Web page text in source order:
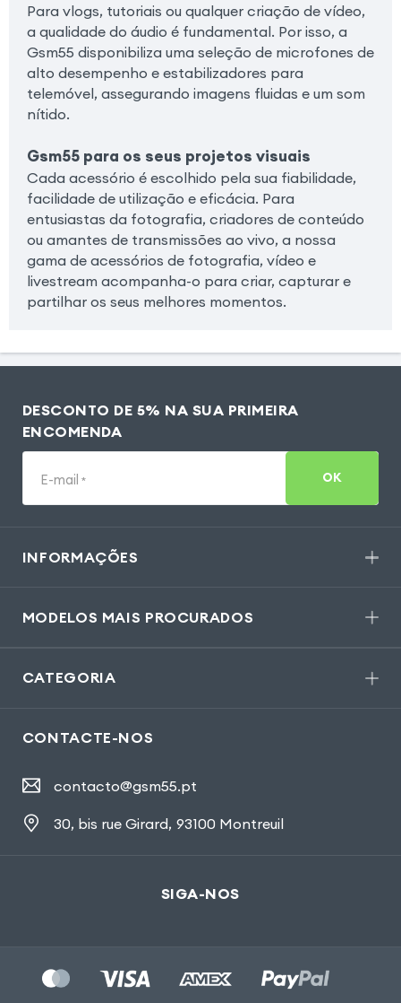
Para vlogs, tutoriais ou qualquer criação de vídeo,
a qualidade do áudio é fundamental. Por isso, a
Gsm55 disponibiliza uma seleção de microfones de
alto desempenho e estabilizadores para
telemóvel, assegurando imagens fluidas e um som
nítido.
Gsm55 para os seus projetos visuais
Cada acessório é escolhido pela sua fiabilidade,
facilidade de utilização e eficácia. Para
entusiastas da fotografia, criadores de conteúdo
ou amantes de transmissões ao vivo, a nossa
gama de acessórios de fotografia, vídeo e
livestream acompanha-o para criar, capturar e
partilhar os seus melhores momentos.
DESCONTO DE 5% NA SUA PRIMEIRA
ENCOMENDA
E-mail * OK
INFORMAÇÕES
MODELOS MAIS PROCURADOS
CATEGORIA
CONTACTE-NOS
contacto@gsm55.pt
30, bis rue Girard, 93100 Montreuil
SIGA-NOS